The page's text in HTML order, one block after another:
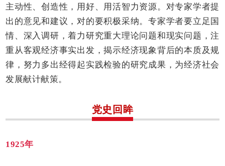
主动性、创造性，用好、用活智力资源。对专家学者提
出的意见和建议，对的要积极采纳。专家学者要立足国
情、深入调研，着力研究重大理论问题和现实问题，注
重从客观经济事实出发，揭示经济现象背后的本质及规
律，努力多出经得起实践检验的研究成果，为经济社会
发展献计献策。
党史回眸
1925年